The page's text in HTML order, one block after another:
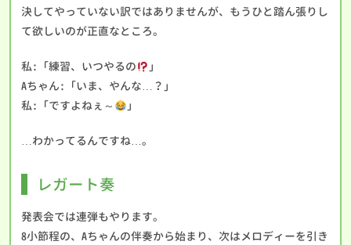
決してやっていない訳ではありませんが、もうひと踏ん張りし
て欲しいのが正直なところ。
私:「練習、いつやるの
」
Aちゃん:「いま、やんな…？」
私:「ですよねぇ～
」
…わかってるんですね…。
レガート奏
発表会では連弾もやります。
8小節程の、Aちゃんの伴奏から始まり、次はメロディーを引き